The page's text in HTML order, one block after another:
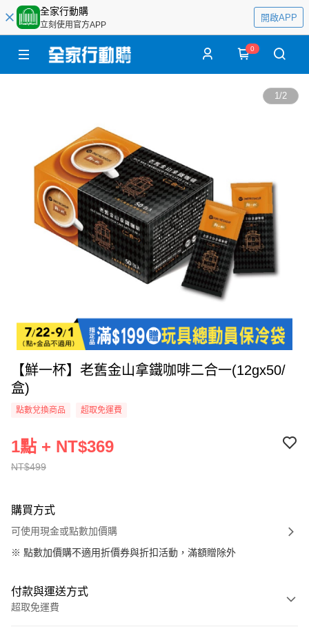
全家行動購
立刻使用官方APP
開啟APP
0
1/2
【鮮一杯】老舊金山拿鐵咖啡二合一(12gx50/
盒)
點數兌換商品 超取免運費
NT$499
1點 + NT$369
購買方式
可使用現金或點數加價購
※ 點數加價購不適用折價券與折扣活動，滿額贈除外
付款與運送方式
超取免運費